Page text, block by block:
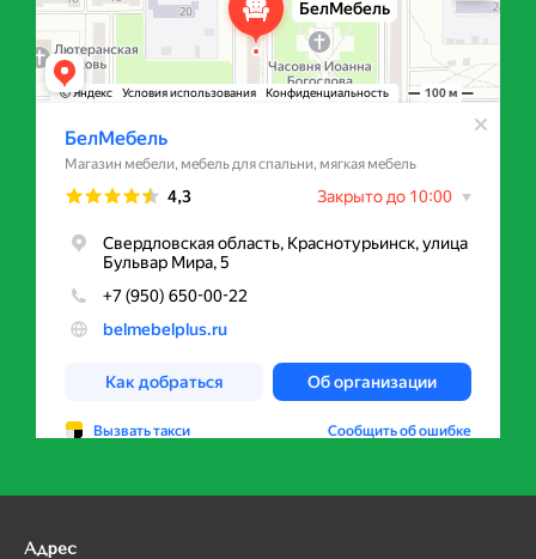
Адрес